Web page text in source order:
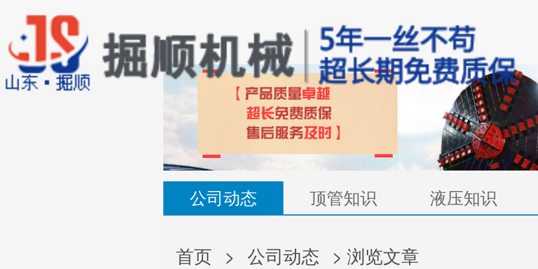
公司动态 顶管知识 液压知识
首页 > 公司动态 > 浏览文章